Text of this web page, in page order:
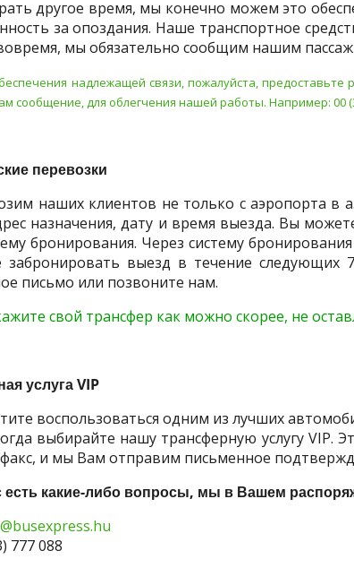
другое время, мы конечно можем это
за опоздания. Наше транспортное
мы обязательно сообщим нашим
надлежащей связи, пожалуйста,
сообщение, для облегчения нашей работы. Например: 00
перевозки
наших клиентов не только с аэропорта в
назначения, дату и время выезда. Вы
бронирования. Через систему
забронировать выезд в течение
письмо или позвоните нам.
свой трансфер как можно скорее, не
услуга VIP
воспользоваться одним из лучших
выбирайте нашу трансферную услугу VIP.
и мы Вам отправим письменное
есть какие-либо вопросы, мы в Вашем
777 088